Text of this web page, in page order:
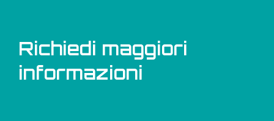
Richiedi maggiori
informazioni